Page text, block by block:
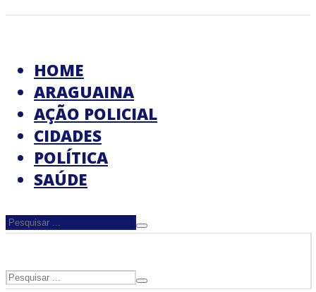
HOME
ARAGUAINA
AÇÃO POLICIAL
CIDADES
POLÍTICA
SAÚDE